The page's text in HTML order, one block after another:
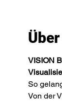
VISION
So
Von der